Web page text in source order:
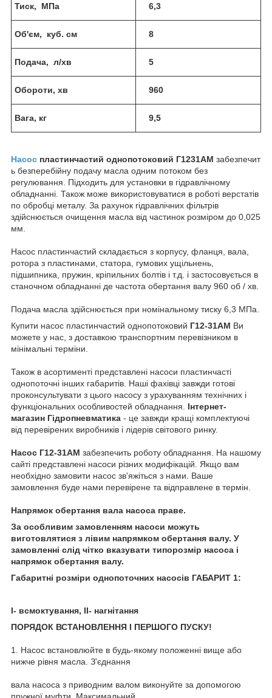
Тиск, МПа 6,3
Об'єм, куб. см 8
Подача, л/хв 5
Обороти, хв 960
Вага, кг 9,5
Насос пластинчастий однопотоковий Г1231АМ забезпечит
ь безперебійну подачу масла одним потоком без
регулювання. Підходить для установки в гідравлічному
обладнанні. Також може використовуватися в роботі верстатів
по обробці металу. За рахунок гідравлічних фільтрів
здійснюється очищення масла від частинок розміром до 0,025
мм.
Насос пластинчастий складається з корпусу, фланця, вала,
ротора з пластинами, статора, гумових ущільнень,
підшипника, пружин, кріпильних болтів і т.д. і застосовується в
станочном обладнанні де частота обертання валу 960 об / хв.
Подача масла здійснюється при номінальному тиску 6,3 МПа.
Купити насос пластинчастий однопотоковий Г12-31АМ Ви
можете у нас, з доставкою транспортним перевізником в
мінімальні терміни.
Також в асортименті представлені насоси пластинчасті
однопоточні інших габаритів. Наші фахівці завжди готові
проконсультувати з цього насосу з урахуванням технічних і
функціональних особливостей обладнання. Інтернет-
магазин Гідропневматика - це завжди кращі комплектуючі
від перевірених виробників і лідерів світового ринку.
Насос Г12-31АМ забезпечить роботу обладнання. На нашому
сайті представлені насоси різних модифікацій. Якщо вам
необхідно замовити насос зв'яжіться з нами. Ваше
замовлення буде нами перевірене та відправлене в термін.
Напрямок обертання вала насоса праве.
За особливим замовленням насоси можуть
виготовлятися з лівим напрямком обертання валу. У
замовленні слід чітко вказувати типорозмір насоса і
напрямок обертання валу.
Габаритні розміри однопоточних насосів ГАБАРИТ 1:
I- всмоктування, II- нагнітання
ПОРЯДОК ВСТАНОВЛЕННЯ І ПЕРШОГО ПУСКУ!
1. Насос встановлюйте в будь-якому положенні вище або
нижче рівня масла. З'єднання
вала насоса з приводним валом виконуйте за допомогою
пружної муфти. Максимальний